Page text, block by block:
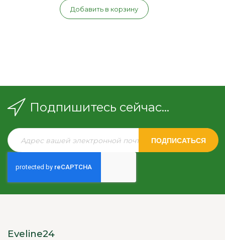
Добавить в корзину
Подпишитесь сейчас...
ПОДПИСАТЬСЯ
Eveline24